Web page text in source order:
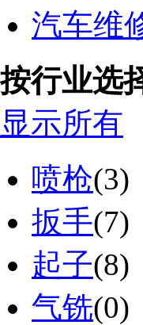
汽车维
按行业选
显示所有
喷枪(3)
扳手(7)
起子(8)
气铣(0)